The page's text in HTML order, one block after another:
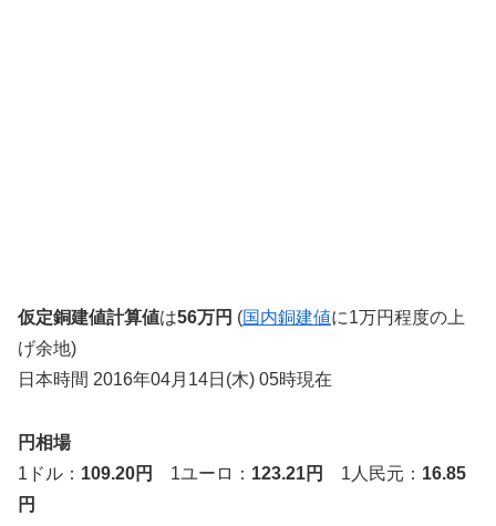
仮定銅建値計算値は56万円 (国内銅建値に1万円程度の上
げ余地)
日本時間 2016年04月14日(木) 05時現在
円相場
1ドル： 109.20円 1ユーロ： 123.21円 1人民元： 16.85
円